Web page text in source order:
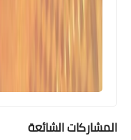
أخبار المخيمات
الشيخ جمال
المساهمة في
التحتية بمخيم
المشاركات الشائعة